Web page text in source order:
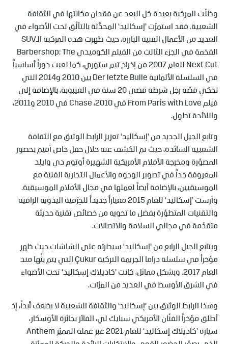
وظلّت المركبة بعيدة كل البعد عن فقدان مكانتها في الثقافة
الشعبية. فقد استمرّت ’إسكاليد‘ المحدَّثة بالتألّق تحت الأضواء في
العديد من الأعمال الفنية البارزة، حيث ظهرت هذه المركبة الـSUV
الفخمة في الجزء الثالث من الفيلم الكوميدي Barbershop: The
Next Cut للعام 2007 من إخراج تيم ستوري، كما لعبت دوراً أساسياً
في السلسلة الألمانية Der letzte Bulle بين 2010 و2014 التي
تحكي قصّة رجل شرطة قضى 20 سنة في الغيبوبة، بالإضافة إلى
فيلم From Paris with Love في 2010، Chase في 2010 و2011،
واللائحة تطول.
وتابع الجيل الجديد من ’إسكاليد‘ تعزيز الرابط الوثيق مع الثقافة
الشعبية السائدة، حيث تم الكشف عنه خلال حفل خاص أقيم بحضور
المصوّرة ومخرجة الأفلام الأمريكية الشهيرة أوتوم دي وايلد
المعروفة جداً في تصوير الوجوه والأعمال التجارية الفنية مع
الموسيقيين، بالإضافة أيضاً لعملها في مجال الأفلام الموسيقية.
وأرست ’إسكاليد‘ للعام 2015 معياراً جديداً للحِرَفية اليدوية الراقية
والتقنيات المتطوّرة بفضل ما تحويه من خصائص تقنية حديثة
متقدّمة في مجالي السلامة والاتصالات.
ويتابع الجيل الرابع من ’إسكاليد‘ سيطرته على الشاشات حيث ظهر
مؤخراً في سلسلة دراما الجريمة التركية Çukur التي يتم بثّها منذ
العام 2017. وبشكل مماثل، كانت ’كاديلاك إسكاليد‘ تحت الأضواء
في الشرق الأوسط في العديد من المرّات.
وهذا الرابط الوثيق بين ’إسكاليد‘ والثقافة الشعبية لا يضعف أبداً، إذ
أطلق مؤخراً الفنّان الأمريكي سبايك لي، الفائز بجائزة الأوسكار،
سيارة ’كاديلاك إسكاليد‘ للعام 2021 عبر عمله المميّز Anthem